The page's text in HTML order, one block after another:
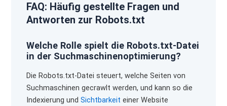
FAQ: Häufig gestellte Fragen und
Antworten zur Robots.txt
Welche Rolle spielt die Robots.txt-Datei
in der Suchmaschinenoptimierung?
Die Robots.txt-Datei steuert, welche Seiten von
Suchmaschinen gecrawlt werden, und kann so die
Indexierung undSichtbarkeit einer Website